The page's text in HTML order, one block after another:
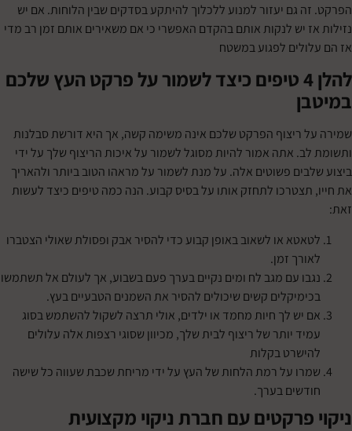
גם יעזור למנוע ללכלוך להיתקע בסדקים שבין הלוחות. אם יש
יש לנקות אותם בהקדם האפשרי כי אם משאירים אותם זמן רב מדי
לפגוע במשטח
להלן 4 טיפים כיצד לשמור על פרקט העץ שלכם
ריצוף הפרקט שלכם אינה משימה קשה, אך היא דורשת סבלנות
אתה אמור להיות מסוגל לשמור על איכות הריצוף שלך על ידי
פשוטים אלה. על מנת לשמור על מראהו הטוב ביותר ולהאריך
לתחזק אותו על בסיס קבוע. הנה כמה טיפים כיצד לעשות
או לשאוב באופן קבוע כדי להסיר אבק ופסולת שאולי הצטברו
זמן.
עם מגב לח ומים נקיים בערך פעם בשבוע, אך לעולם אל תשתמשו
קשים שיכולים להסיר את השמנים הטבעיים בעץ.
יש לך חיות מחמד או ילדים, אולי תרצה לשקול להשתמש בסוג
יותר של ריצוף לבית שלך, מכיוון שסוגי רצפות אלה עלולים
בקלות
על רמת הלחות של העץ על ידי מריחת שכבת שעווה כל שישה
בערך.
פרקטים עם חברת ניקוי מקצועית